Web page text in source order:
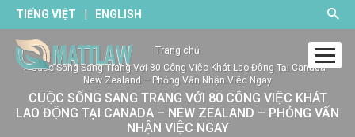
TIẾNG VIỆT | ENGLISH
Trang chủ
Cuộc Sống Sang Trang Với 80 Công Việc Khát Lao Động Tại Canada –
New Zealand – Phỏng Vấn Nhận Việc Ngay
CUỘC SỐNG SANG TRANG VỚI 80 CÔNG VIỆC KHÁT
LAO ĐỘNG TẠI CANADA – NEW ZEALAND – PHỎNG VẤN
NHẬN VIỆC NGAY